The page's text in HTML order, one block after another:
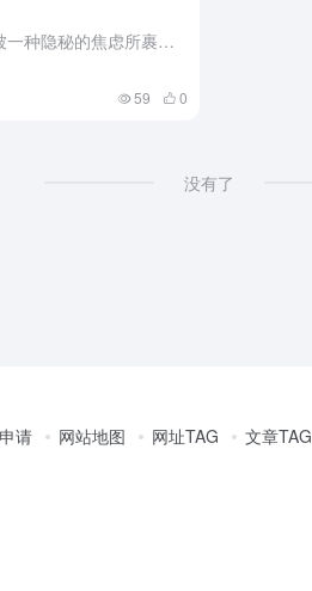
在这个高速运转的现代社会里，我们常常被一种隐秘的焦虑所裹挟。深夜刷着朋友圈，看着几千个好友列表，却找不到一个可以卸下防备深夜畅聊的人；职场上推杯交盏、互递名片，真遇到坎儿时，那些曾经拍着胸脯的“人脉...
59 0
没有了
请 网站地图 网址TAG 文章TAG